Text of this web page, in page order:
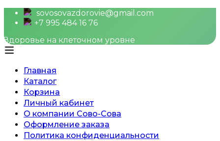
sovosovazdorovie@gmail.com
+7 995 484 16 76
Здоровье на клеточном уровне
Главная
Каталог
Корзина
Личный кабинет
О компании Сово-Сова
Оформление заказа
Политика конфиденциальности